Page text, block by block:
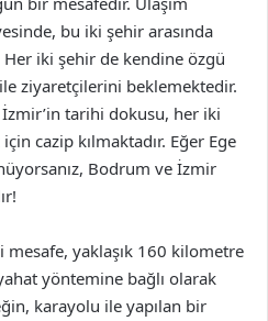
bu iki şehir arasında
iki şehir de kendine özgü
ziyaretçilerini beklemektedir.
tarihi dokusu, her iki
cazip kılmaktadır. Eğer Ege
Bodrum ve İzmir
yaklaşık 160 kilometre
yöntemine bağlı olarak
karayolu ile yapılan bir